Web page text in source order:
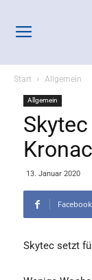
Start Allgemein
Allgemein
13. Januar 2020
Facebook
Skytec setzt